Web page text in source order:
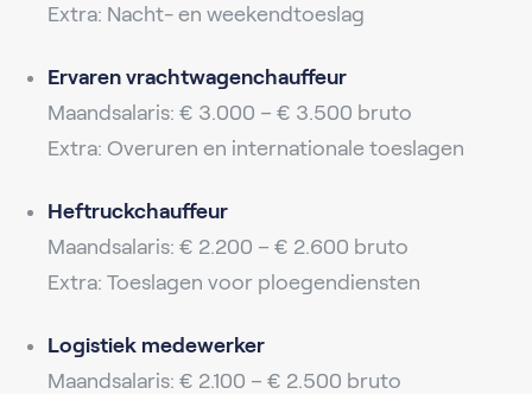
Extra: Nacht- en weekendtoeslag
Ervaren vrachtwagenchauffeur
Maandsalaris: € 3.000 – € 3.500 bruto
Extra: Overuren en internationale toeslagen
Heftruckchauffeur
Maandsalaris: € 2.200 – € 2.600 bruto
Extra: Toeslagen voor ploegendiensten
Logistiek medewerker
Maandsalaris: € 2.100 – € 2.500 bruto